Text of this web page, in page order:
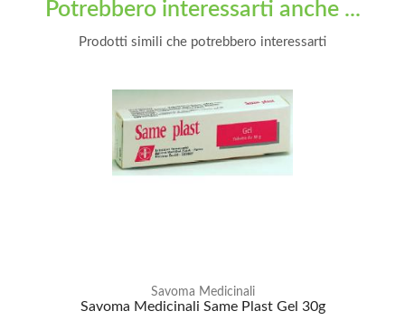
Potrebbero interessarti anche ...
Prodotti simili che potrebbero interessarti
Savoma Medicinali
Savoma Medicinali Same Plast Gel 30g